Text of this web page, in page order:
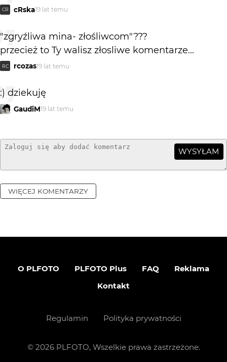
CR cRska19 lat temu
"zgryźliwa mina- złośliwcom"???
przecież to Ty walisz złosliwe komentarze...
RC rcozas19 lat temu
:) dziekuję
GaudiM19 lat temu
WYSYŁAM
WIĘCEJ KOMENTARZY
O PLFOTO PLFOTO Plus FAQ
Reklama
Kontakt
Regulamin Polityka prywatności
© 2026PLFOTO, Wszelkie prawa zastrzeżone.